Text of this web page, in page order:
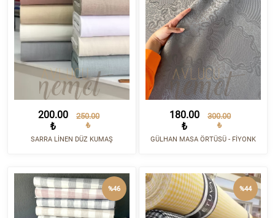
200.00
₺
250.00
₺
SARRA LİNEN DÜZ KUMAŞ
180.00
₺
300.00
₺
GÜLHAN MASA ÖRTÜSÜ - FİYONK
%46 %44